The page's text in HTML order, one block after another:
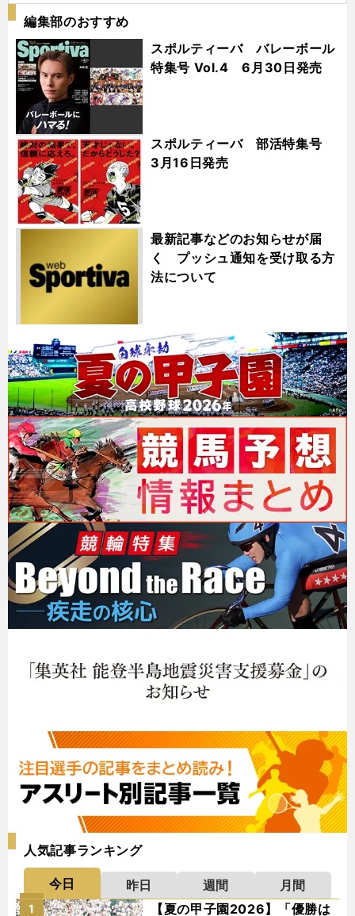
編集部のおすすめ
スポルティーバ バレーボール
特集号 Vol.4 6月30日発売
スポルティーバ 部活特集号
3月16日発売
最新記事などのお知らせが届
く プッシュ通知を受け取る方
法について
人気記事ランキング
今日 昨日 週間
月間
【夏の甲子園2026】「優勝は
1